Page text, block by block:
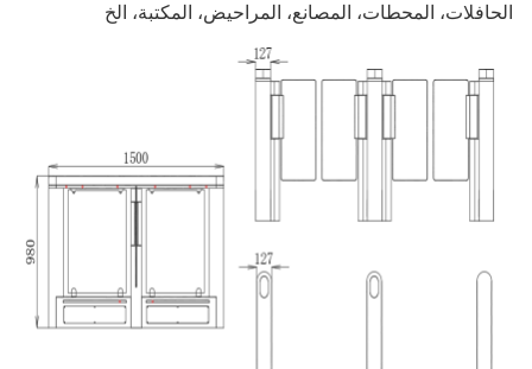
المصانع، المراحيض، المكتبة، الخ